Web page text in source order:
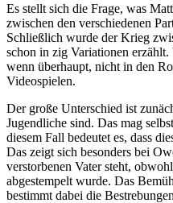
Es stellt sich die Frage, was
zwischen den verschiedenen
Schließlich wurde der Krieg
schon in zig Variationen
wenn überhaupt, nicht in den
Videospielen.
Der große Unterschied ist
Jugendliche sind. Das mag
diesem Fall bedeutet es, dass
Das zeigt sich besonders bei
verstorbenen Vater steht,
abgestempelt wurde. Das
bestimmt dabei die